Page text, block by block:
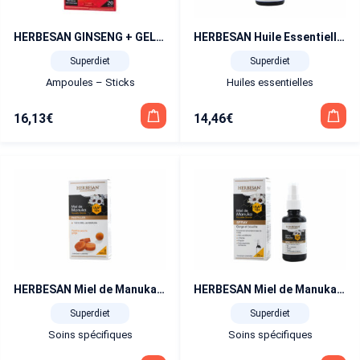
HERBESAN GINSENG + GELEE ROYALE + acerola + vit C 20 ampoules
Superdiet
Ampoules – Sticks
16,13€
HERBESAN Huile Essentielle de Manuka Sauvage 5 ml
Superdiet
Huiles essentielles
14,46€
HERBESAN Miel de Manuka IAA 10+ 8 pastilles gorges
Superdiet
Soins spécifiques
HERBESAN Miel de Manuka IAA 10+ spray 25 ml
Superdiet
Soins spécifiques